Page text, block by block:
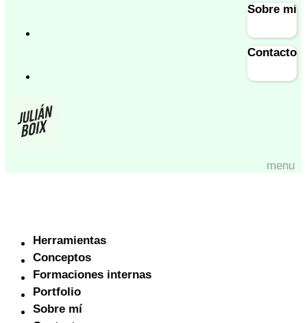
Sobre mí
Contacto
menu
Herramientas
Conceptos
Formaciones internas
Portfolio
Sobre mí